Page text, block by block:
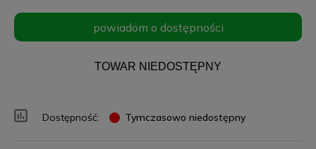
powiadom o dostępności
TOWAR NIEDOSTĘPNY
Dostępność: Tymczasowo niedostępny